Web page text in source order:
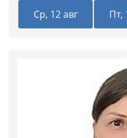
Ср, 12 авг Пт,